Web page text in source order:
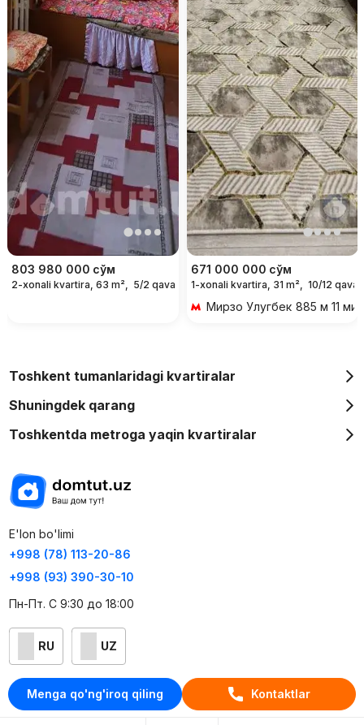
Menga qo'ng'iroq qiling Kontaktlar
803 980 000 сўм
2-xonali kvartira, 63 m², 5/2 qavat
671 000 000 сўм
1-xonali kvartira, 31 m², 10/12 qavat
Мирзо Улугбек 885 м 11
Toshkent tumanlaridagi kvartiralar
Shuningdek qarang
Toshkentda metroga yaqin kvartiralar
E'lon bo'limi
+998 (78) 113-20-86
+998 (93) 390-30-10
Пн-Пт. С 9:30 до 18:00
RU UZ
Kontaktlar